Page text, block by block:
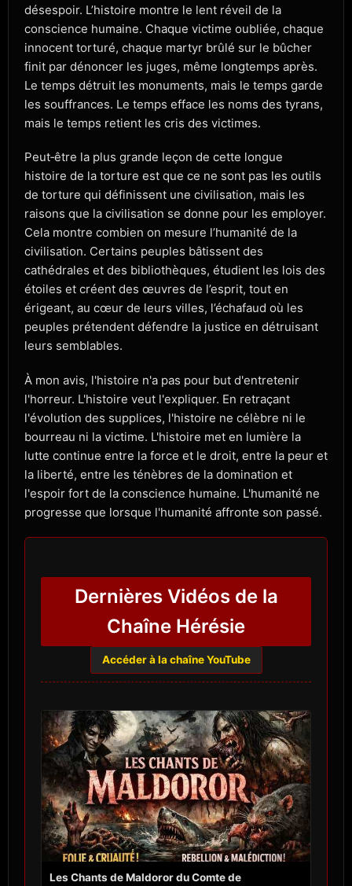
désespoir. L’histoire montre le lent réveil de la
conscience humaine. Chaque victime oubliée, chaque
innocent torturé, chaque martyr brûlé sur le bûcher
finit par dénoncer les juges, même longtemps après.
Le temps détruit les monuments, mais le temps garde
les souffrances. Le temps efface les noms des tyrans,
mais le temps retient les cris des victimes.
Peut‑être la plus grande leçon de cette longue
histoire de la torture est que ce ne sont pas les outils
de torture qui définissent une civilisation, mais les
raisons que la civilisation se donne pour les employer.
Cela montre combien on mesure l’humanité de la
civilisation. Certains peuples bâtissent des
cathédrales et des bibliothèques, étudient les lois des
étoiles et créent des œuvres de l’esprit, tout en
érigeant, au cœur de leurs villes, l’échafaud où les
peuples prétendent défendre la justice en détruisant
leurs semblables.
À mon avis, l'histoire n'a pas pour but d'entretenir
l'horreur. L'histoire veut l'expliquer. En retraçant
l'évolution des supplices, l'histoire ne célèbre ni le
bourreau ni la victime. L'histoire met en lumière la
lutte continue entre la force et le droit, entre la peur et
la liberté, entre les ténèbres de la domination et
l'espoir fort de la conscience humaine. L'humanité ne
progresse que lorsque l'humanité affronte son passé.
Dernières Vidéos de la
Chaîne Hérésie
Accéder à la chaîne YouTube
Les Chants de Maldoror du Comte de